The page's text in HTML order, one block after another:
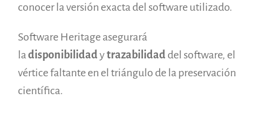
conocer la versión exacta del software utilizado.
Software Heritage asegurará
la disponibilidad y trazabilidad del software, el
vértice faltante en el triángulo de la preservación
científica.